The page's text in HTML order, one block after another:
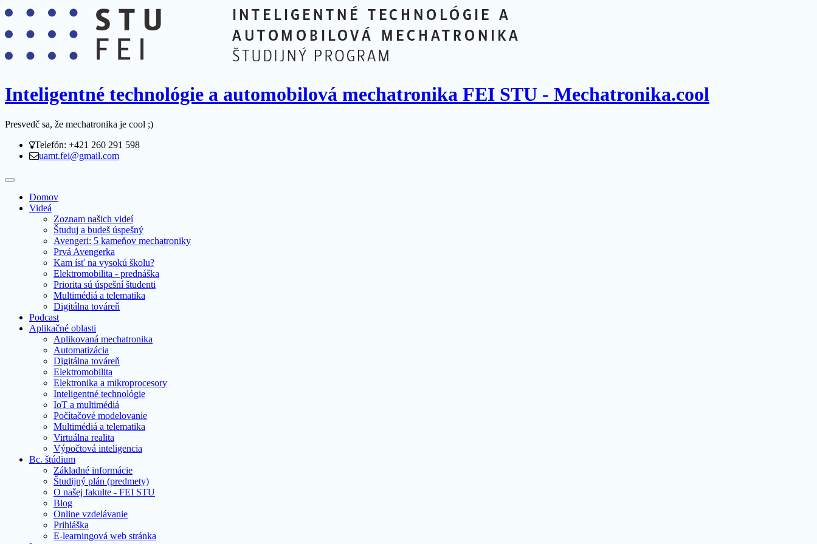
Inteligentné technológie a automobilová mechatronika FEI STU - Mechatronika.cool
Presvedč sa, že mechatronika je cool ;)
Telefón: +421 260 291 598
uamt.fei@gmail.com
Domov
Videá
Zoznam našich videí
Študuj a budeš úspešný
Avengeri: 5 kameňov mechatroniky
Prvá Avengerka
Kam ísť na vysokú školu?
Elektromobilita - prednáška
Priorita sú úspešní študenti
Multimédiá a telematika
Digitálna továreň
Podcast
Aplikačné oblasti
Aplikovaná mechatronika
Automatizácia
Digitálna továreň
Elektromobilita
Elektronika a mikroprocesory
Inteligentné technológie
IoT a multimédiá
Počítačové modelovanie
Multimédiá a telematika
Virtuálna realita
Výpočtová inteligencia
Bc. štúdium
Základné informácie
Študijný plán (predmety)
O našej fakulte - FEI STU
Blog
Online vzdelávanie
Prihláška
E-learningová web stránka